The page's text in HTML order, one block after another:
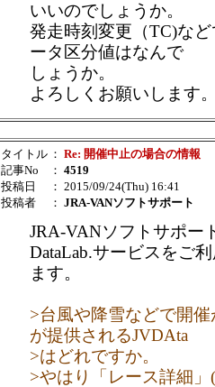
いいのでしょうか。
発走時刻変更（TC)な
ータ区分値はなんで
しょうか。
よろしくお願いします
タイトル ： Re: 開催中止の場合の情報
記事No
： 4519
投稿日
： 2015/09/24(Thu) 16:41
投稿者
： JRA-VANソフトサポート
JRA-VANソフトサポー
DataLab.サービスをご
ます。
>台風や降雪などで開
が提供されるJVDAta
>はどれですか。
>やはり「レース詳細